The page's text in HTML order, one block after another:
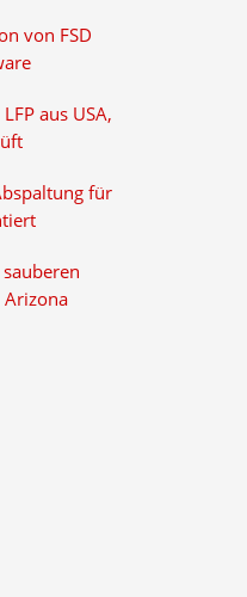
von FSD
aus USA,
für
Arizona